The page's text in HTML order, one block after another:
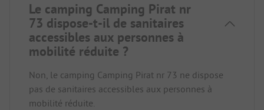
Le camping Camping Pirat nr
73 dispose-t-il de sanitaires
accessibles aux personnes à
mobilité réduite ?
Non, le camping Camping Pirat nr 73 ne dispose
pas de sanitaires accessibles aux personnes à
mobilité réduite.